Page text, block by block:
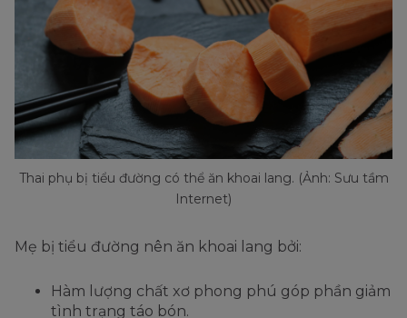
Thai phụ bị tiểu đường có thể ăn khoai lang. (Ảnh: Sưu tầm
Internet)
Mẹ bị tiểu đường nên ăn khoai lang bởi:
Hàm lượng chất xơ phong phú góp phần giảm
tình trạng táo bón.